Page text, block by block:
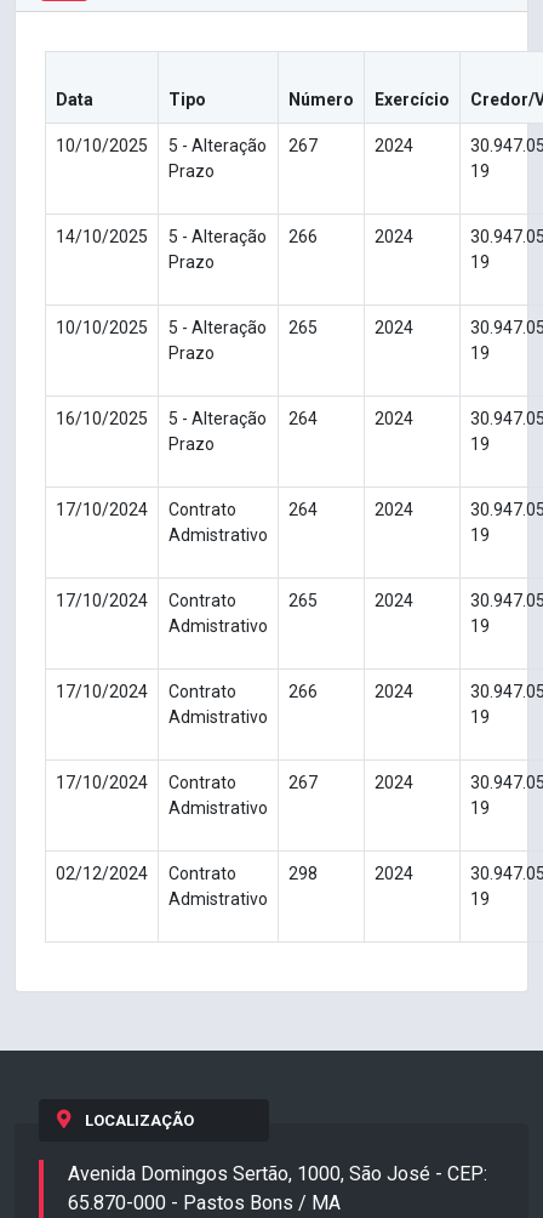
Data Tipo Número Exercício Credor/
10/10/2025
5 - Alteração
Prazo
267 2024
19
14/10/2025
5 - Alteração
Prazo
266 2024
19
10/10/2025
5 - Alteração
Prazo
265 2024
19
16/10/2025
5 - Alteração
Prazo
264 2024
19
17/10/2024
Contrato
Admistrativo
264 2024
19
17/10/2024
Contrato
Admistrativo
265 2024
19
17/10/2024
Contrato
Admistrativo
266 2024
19
17/10/2024
Contrato
Admistrativo
267 2024
19
02/12/2024
Contrato
Admistrativo
298 2024
19
LOCALIZAÇÃO
Avenida Domingos Sertão, 1000, São José - CEP:
65.870-000 - Pastos Bons / MA